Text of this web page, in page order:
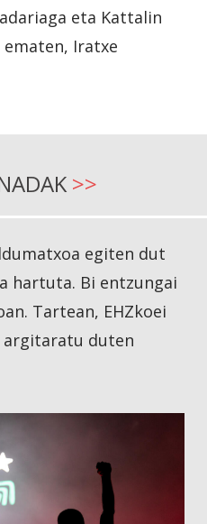
eta Kattalin
ematen, Iratxe
>>
egiten dut
hartuta. Bi entzungai
Tartean, EHZkoei
argitaratu duten